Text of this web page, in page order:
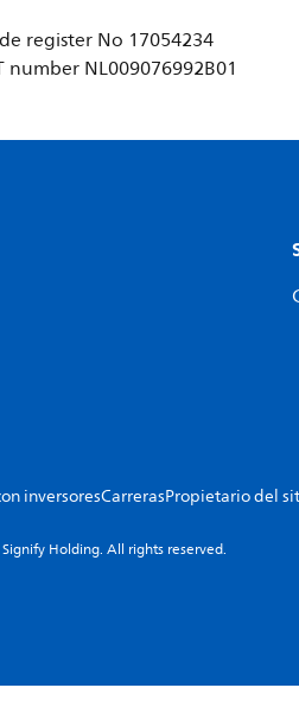
register No 17054234
number NL009076992B01
inversoresCarrerasPropietario del
Holding. All rights reserved.